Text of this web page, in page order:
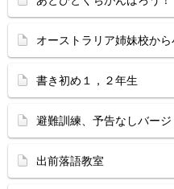
オーストラリア姉妹校から
書き初め１，２年生
避難訓練、予告なしバージ
出前落語教室